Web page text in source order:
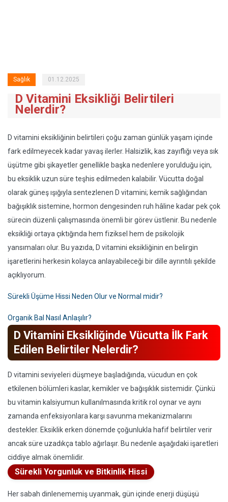
Sağlık 01.12.2025
D Vitamini Eksikliği Belirtileri
Nelerdir?
D vitamini eksikliğinin belirtileri çoğu zaman günlük yaşam içinde
fark edilmeyecek kadar yavaş ilerler. Halsizlik, kas zayıflığı veya sık
üşütme gibi şikayetler genellikle başka nedenlere yorulduğu için,
bu eksiklik uzun süre teşhis edilmeden kalabilir. Vücutta doğal
olarak güneş ışığıyla sentezlenen D vitamini; kemik sağlığından
bağışıklık sistemine, hormon dengesinden ruh hâline kadar pek çok
sürecin düzenli çalışmasında önemli bir görev üstlenir. Bu nedenle
eksikliği ortaya çıktığında hem fiziksel hem de psikolojik
yansımaları olur. Bu yazıda, D vitamini eksikliğinin en belirgin
işaretlerini herkesin kolayca anlayabileceği bir dille ayrıntılı şekilde
açıklıyorum.
Sürekli Üşüme Hissi Neden Olur ve Normal midir?
Organik Bal Nasıl Anlaşılır?
D Vitamini Eksikliğinde Vücutta İlk Fark
Edilen Belirtiler Nelerdir?
D vitamini seviyeleri düşmeye başladığında, vücudun en çok
etkilenen bölümleri kaslar, kemikler ve bağışıklık sistemidir. Çünkü
bu vitamin kalsiyumun kullanılmasında kritik rol oynar ve aynı
zamanda enfeksiyonlara karşı savunma mekanizmalarını
destekler. Eksiklik erken dönemde çoğunlukla hafif belirtiler verir
ancak süre uzadıkça tablo ağırlaşır. Bu nedenle aşağıdaki işaretleri
ciddiye almak önemlidir.
Sürekli Yorgunluk ve Bitkinlik Hissi
Her sabah dinlenememiş uyanmak, gün içinde enerji düşüşü